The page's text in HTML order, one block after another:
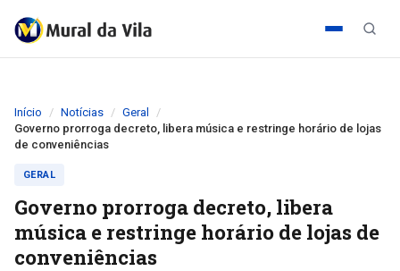
Início Notícias
Geral
Governo prorroga decreto, libera música e restringe horário de lojas
de conveniências
GERAL
Governo prorroga decreto, libera
música e restringe horário de lojas de
conveniências